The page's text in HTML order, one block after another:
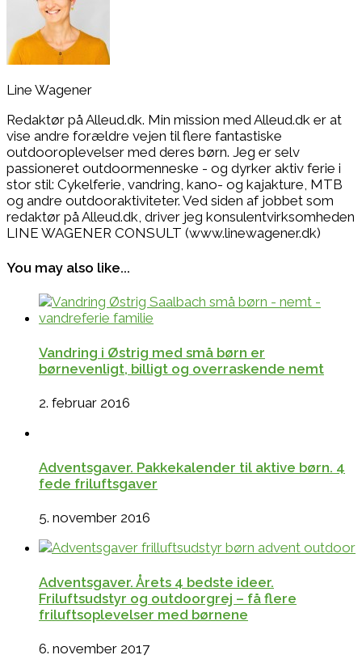
Line Wagener
Redaktør på Alleud.dk. Min mission med Alleud.dk er at
vise andre forældre vejen til flere fantastiske
outdooroplevelser med deres børn. Jeg er selv
passioneret outdoormenneske - og dyrker aktiv ferie i
stor stil: Cykelferie, vandring, kano- og kajakture, MTB
og andre outdooraktiviteter. Ved siden af jobbet som
redaktør på Alleud.dk, driver jeg konsulentvirksomheden
LINE WAGENER CONSULT (www.linewagener.dk)
You may also like...
Vandring i Østrig med små børn er
børnevenligt, billigt og overraskende nemt
2. februar 2016
Adventsgaver. Pakkekalender til aktive børn. 4
fede friluftsgaver
5. november 2016
Adventsgaver. Årets 4 bedste ideer.
Friluftsudstyr og outdoorgrej – få flere
friluftsoplevelser med børnene
6. november 2017